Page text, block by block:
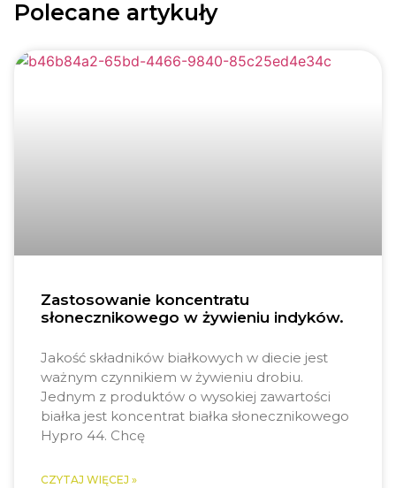
Polecane artykuły
Zastosowanie koncentratu
słonecznikowego w żywieniu indyków.
Jakość składników białkowych w diecie jest
ważnym czynnikiem w żywieniu drobiu.
Jednym z produktów o wysokiej zawartości
białka jest koncentrat białka słonecznikowego
Hypro 44. Chcę
CZYTAJ WIĘCEJ »